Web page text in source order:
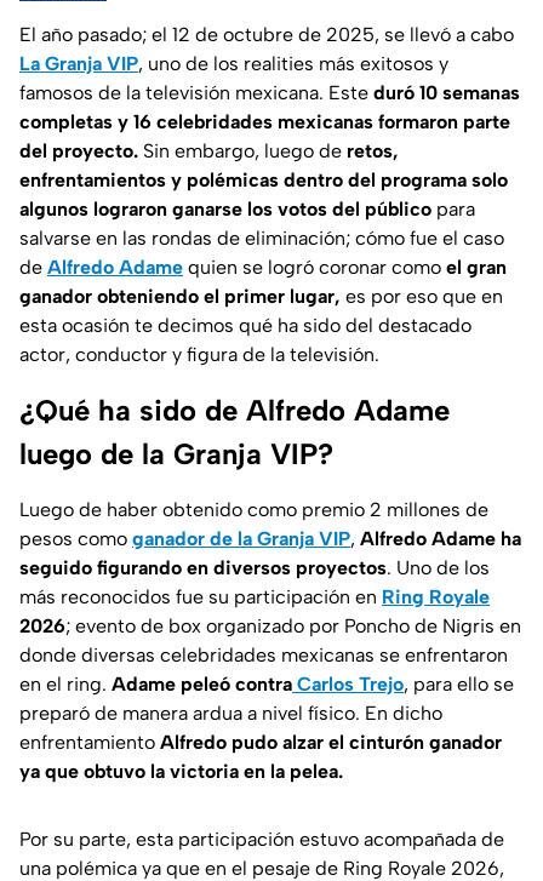
El año pasado; el 12 de octubre de 2025, se llevó a cabo
La Granja VIP, uno de los realities más exitosos y
famosos de la televisión mexicana. Este duró 10 semanas
completas y 16 celebridades mexicanas formaron parte
del proyecto. Sin embargo, luego de retos,
enfrentamientos y polémicas dentro del programa solo
algunos lograron ganarse los votos del público para
salvarse en las rondas de eliminación; cómo fue el caso
de Alfredo Adame quien se logró coronar como el gran
ganador obteniendo el primer lugar, es por eso que en
esta ocasión te decimos qué ha sido del destacado
actor, conductor y figura de la televisión.
¿Qué ha sido de Alfredo Adame
luego de la Granja VIP?
Luego de haber obtenido como premio 2 millones de
pesos como ganador de la Granja VIP, Alfredo Adame ha
seguido figurando en diversos proyectos. Uno de los
más reconocidos fue su participación en Ring Royale
2026; evento de box organizado por Poncho de Nigris en
donde diversas celebridades mexicanas se enfrentaron
en el ring. Adame peleó contra Carlos Trejo, para ello se
preparó de manera ardua a nivel físico. En dicho
enfrentamiento Alfredo pudo alzar el cinturón ganador
ya que obtuvo la victoria en la pelea.
Por su parte, esta participación estuvo acompañada de
una polémica ya que en el pesaje de Ring Royale 2026,